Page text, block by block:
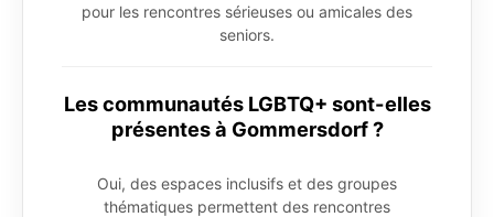
pour les rencontres sérieuses ou amicales des
seniors.
Les communautés LGBTQ+ sont-elles
présentes à Gommersdorf ?
Oui, des espaces inclusifs et des groupes
thématiques permettent des rencontres